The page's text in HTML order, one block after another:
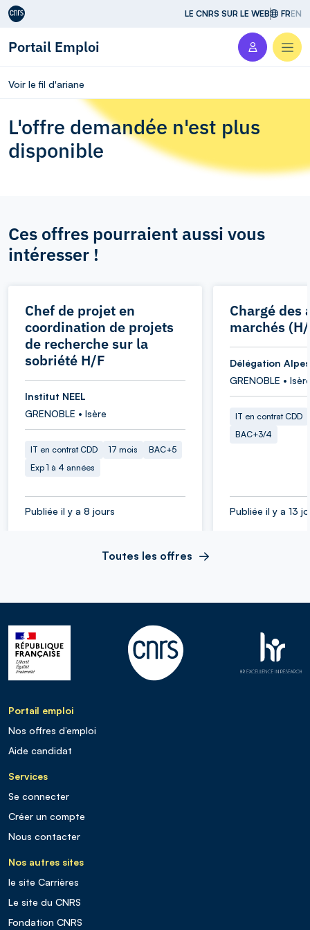
Aller au contenu LE CNRS SUR LE WEB FREN
Portail Emploi
Voir le fil d'ariane
L'offre demandée n'est plus
disponible
Ces offres pourraient aussi vous
intéresser !
Chef de projet en
coordination de projets
de recherche sur la
sobriété H/F
Institut NEEL
GRENOBLE • Isère
IT en contrat CDD 17 mois
BAC+5
Exp 1 à 4 années
Publiée il y a 8 jours
Chargé des
marchés
Délégation Alpes
GRENOBLE •
IT en contrat CDD
BAC+3/4
Publiée il y a 13
Toutes les offres
Portail emploi
Nos offres d’emploi
Aide candidat
Services
Se connecter
Créer un compte
Nous contacter
Nos autres sites
le site Carrières
Le site du CNRS
Fondation CNRS